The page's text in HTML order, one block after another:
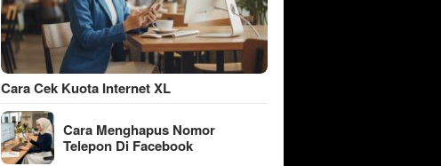
Cara Cek Kuota Internet XL
Cara Menghapus Nomor
Telepon Di Facebook